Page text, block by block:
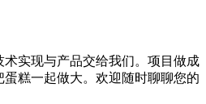
实现与产品交给我们。项目做成
糕一起做大。欢迎随时聊聊您的